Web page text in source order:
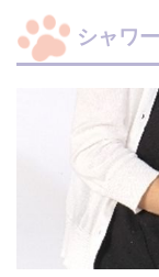
シャワ